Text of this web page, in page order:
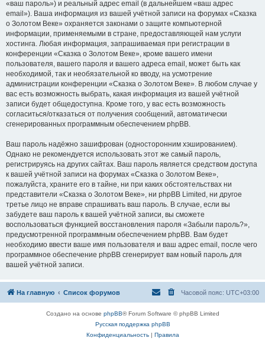
«ваш пароль») и реальный адрес email (в дальнейшем «ваш адрес
email»). Ваша информация из вашей учётной записи на форумах «Сказка
о Золотом Веке» охраняется законами о защите компьютерной
информации, применяемыми в стране, предоставляющей нам услуги
хостинга. Любая информация, запрашиваемая при регистрации в
конференции «Сказка о Золотом Веке», кроме вашего имени
пользователя, вашего пароля и вашего адреса email, может быть как
необходимой, так и необязательной ко вводу, на усмотрение
администрации конференции «Сказка о Золотом Веке». В любом случае у
вас есть возможность выбрать, какая информация из вашей учётной
записи будет общедоступна. Кроме того, у вас есть возможность
согласиться/отказаться от получения сообщений, автоматически
сгенерированных программным обеспечением phpBB.
Ваш пароль надёжно зашифрован (односторонним хэшированием).
Однако не рекомендуется использовать этот же самый пароль,
регистрируясь на других сайтах. Ваш пароль является средством доступа
к вашей учётной записи на форумах «Сказка о Золотом Веке»,
пожалуйста, храните его в тайне, ни при каких обстоятельствах ни
представители «Сказка о Золотом Веке», ни phpBB Limited, ни другое
третье лицо не вправе спрашивать ваш пароль. В случае, если вы
забудете ваш пароль к вашей учётной записи, вы сможете
воспользоваться функцией восстановления пароля «Забыли пароль?»,
предусмотренной программным обеспечением phpBB. Вам будет
необходимо ввести ваше имя пользователя и ваш адрес email, после чего
программное обеспечение phpBB сгенерирует вам новый пароль для
вашей учётной записи.
На главную Список форумов Часовой пояс: UTC+03:00
Создано на основе phpBB® Forum Software © phpBB Limited
Русская поддержка phpBB
Конфиденциальность| Правила